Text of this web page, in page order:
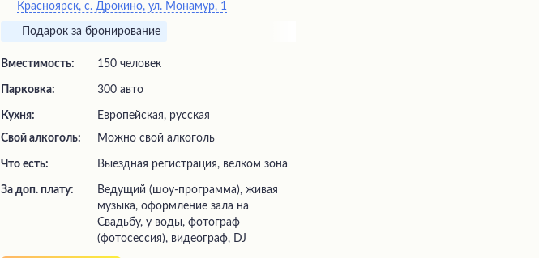
Красноярск, с. Дрокино, ул. Монамур, 1
Подарок за бронирование
Вместимость: 150 человек
Парковка: 300 авто
Кухня:
Европейская, русская
Свой алкоголь:
Можно свой алкоголь
Что есть: выездная регистрация, велком зона
За доп. плату:
ведущий (шоу-программа), живая
музыка, оформление зала на
Свадьбу, у воды, фотограф
(фотосессия), видеограф, DJ